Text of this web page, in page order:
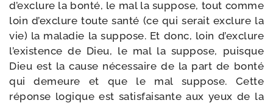
d’exclure la bon­té, le mal la sup­pose, tout comme
loin d’exclure toute san­té (ce qui serait exclure la
vie) la mala­die la sup­pose. Et donc, loin d’exclure
l’existence de Dieu, le mal la sup­pose, puisque
Dieu est la cause néces­saire de la part de bon­té
qui demeure et que le mal sup­pose. Cette
réponse logique est satis­fai­sante aux yeux de la